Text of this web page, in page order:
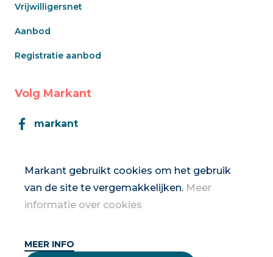
Markant gebruikt cookies om het gebruik
van de site te vergemakkelijken. Meer
informatie over cookies
MEER INFO
Vrijwilligersnet
Aanbod
Registratie aanbod
Volg Markant
markant
Inschrijven op de nieuwsbrief